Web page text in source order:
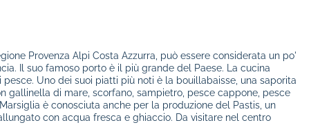
Provenza Alpi Costa Azzurra, può essere considerata un po'
Il suo famoso porto è il più grande del Paese. La cucina
Uno dei suoi piatti più noti è la bouillabaisse, una saporita
gallinella di mare, scorfano, sampietro, pesce cappone, pesce
è conosciuta anche per la produzione del Pastis, un
con acqua fresca e ghiaccio. Da visitare nel centro